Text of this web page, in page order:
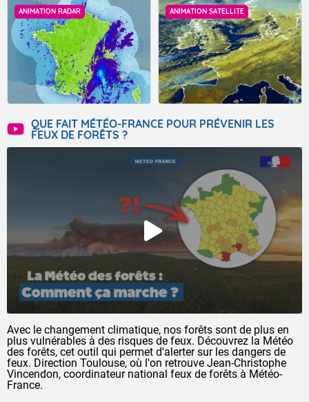
ANIMATION RADAR ANIMATION SATELLITE
QUE FAIT MÉTÉO-FRANCE POUR PRÉVENIR LES
FEUX DE FORÊTS ?
Avec le changement climatique, nos forêts sont de plus en
plus vulnérables à des risques de feux. Découvrez la Météo
des forêts, cet outil qui permet d'alerter sur les dangers de
feux. Direction Toulouse, où l'on retrouve Jean-Christophe
Vincendon, coordinateur national feux de forêts à Météo-
France.